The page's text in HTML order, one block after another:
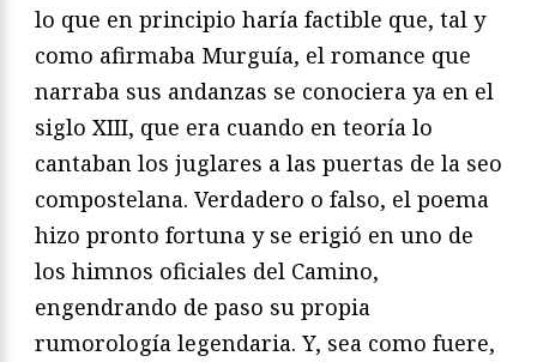
lo que en principio haría factible que, tal y
como afirmaba Murguía, el romance que
narraba sus andanzas se conociera ya en el
siglo XIII, que era cuando en teoría lo
cantaban los juglares a las puertas de la seo
compostelana. Verdadero o falso, el poema
hizo pronto fortuna y se erigió en uno de
los himnos oficiales del Camino,
engendrando de paso su propia
rumorología legendaria. Y, sea como fuere,